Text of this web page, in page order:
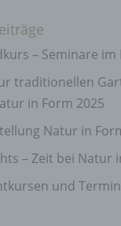
– Seminare
traditionellen
in Form 2025
Natur in
– Zeit bei Natur
und